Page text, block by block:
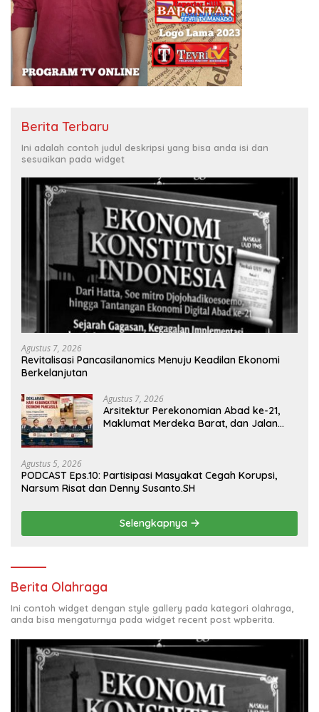
Berita Terbaru
Ini adalah contoh judul deskripsi yang bisa anda isi dan
sesuaikan pada widget
Agustus 7, 2026
Revitalisasi Pancasilanomics Menuju Keadilan Ekonomi
Berkelanjutan
Agustus 7, 2026
Arsitektur Perekonomian Abad ke-21,
Maklumat Merdeka Barat, dan Jalan
Agustus 5, 2026
PODCAST Eps.10: Partisipasi Masyakat Cegah Korupsi,
Narsum Risat dan Denny Susanto.SH
Selengkapnya
Berita Olahraga
Ini contoh widget dengan style gallery pada kategori olahraga,
anda bisa mengaturnya pada widget recent post wpberita.